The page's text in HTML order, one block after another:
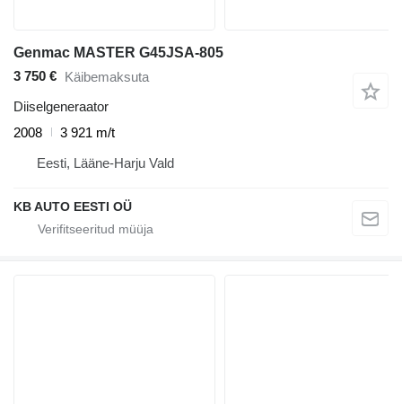
Genmac MASTER G45JSA-805
3 750 €
Käibemaksuta
Diiselgeneraator
2008
3 921 m/t
Eesti, Lääne-Harju Vald
KB AUTO EESTI OÜ